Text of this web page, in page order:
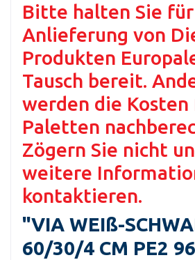
Bitte halten Sie
Anlieferung von
Produkten
Tausch bereit.
werden die
Paletten
Zögern Sie nicht
weitere
kontaktieren.
"VIA WEIß-
60/30/4 CM PE2